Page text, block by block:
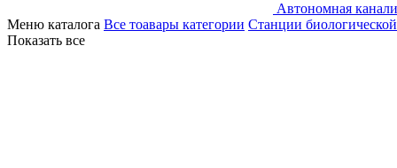
Автономная
Меню каталога Все тоавары категории Станции
Показать все